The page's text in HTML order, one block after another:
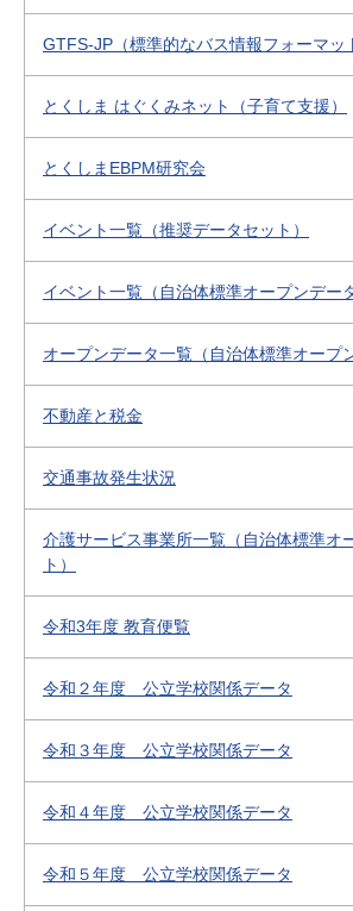
GTFS-JP（標準的なバス情報フォーマッ
とくしま はぐくみネット（子育て支援）
とくしまEBPM研究会
イベント一覧（推奨データセット）
イベント一覧（自治体標準オープンデー
オープンデータ一覧（自治体標準オープ
不動産と税金
交通事故発生状況
介護サービス事業所一覧（自治体標準オ
ト）
令和3年度 教育便覧
令和２年度 公立学校関係データ
令和３年度 公立学校関係データ
令和４年度 公立学校関係データ
令和５年度 公立学校関係データ